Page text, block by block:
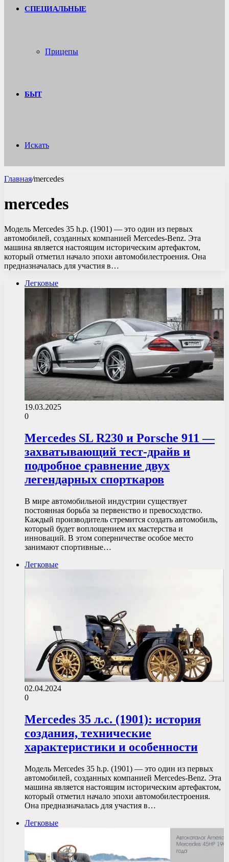
СПЕЦИАЛЬНЫЕ
Прицепы
БЫТ
Искать
Главная/mercedes
mercedes
Модель Mercedes 35 h.p. (1901) — это один из первых
автомобилей, созданных компанией Mercedes-Benz. Эта
машина является настоящим историческим артефактом,
который отметил начало эпохи автомобилестроения. Она
предназначалась для участия в…
Легковые
19.03.2025
0
Mercedes SL R230 и Porsche 911 —
захватывающий тест-драйв и
подробное сравнение двух
легендарных спорткаров
В мире автомобильной индустрии существует
постоянная борьба за первенство и превосходство.
Каждый производитель стремится создать автомобиль,
который будет воплощением их мастерства и
инноваций. В этом соперничестве особое место
занимают спортивные…
Легковые
02.04.2024
0
Mercedes 35 л.с. (1901): история
создания, технические
характеристики и особенности
Модель Mercedes 35 h.p. (1901) — это один из первых
автомобилей, созданных компанией Mercedes-Benz. Эта
машина является настоящим историческим артефактом,
который отметил начало эпохи автомобилестроения.
Она предназначалась для участия в…
Легковые